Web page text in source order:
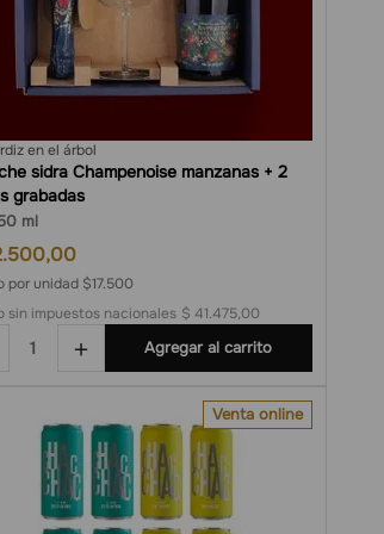
en el árbol
sidra Champenoise manzanas + 2
grabadas
ml
.500,00
por unidad $17.500
sin impuestos nacionales $ 41.475,00
＋ Agregar al carrito
Venta online